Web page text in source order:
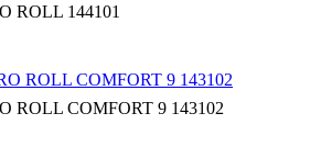
ROLL 144101
ROLL COMFORT 9 143102